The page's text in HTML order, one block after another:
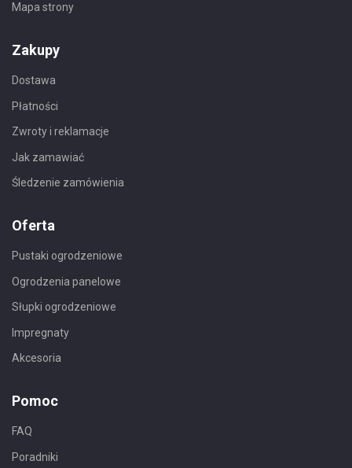
Mapa strony
Zakupy
Dostawa
Płatności
Zwroty i reklamacje
Jak zamawiać
Śledzenie zamówienia
Oferta
Pustaki ogrodzeniowe
Ogrodzenia panelowe
Słupki ogrodzeniowe
Impregnaty
Akcesoria
Pomoc
FAQ
Poradniki